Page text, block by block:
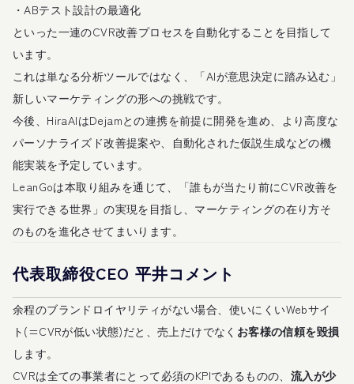
・ABテスト設計の最適化
といった一連のCVR改善プロセスを自動化することを目指して
います。
これは単なる分析ツールではなく、「AIが意思決定に踏み込む」
新しいマーケティングの形への挑戦です。
今後、HiraAIはDejamとの連携を前提に開発を進め、より高度な
パーソナライズド改善提案や、自動化された仮説生成などの機
能実装を予定しています。
LeanGoは本取り組みを通じて、「誰もが当たり前にCVR改善を
実行できる世界」の実現を目指し、マーケティングの在り方そ
のものを進化させてまいります。
代表取締役CEO 平井コメント
余程のブランドロイヤリティがない場合、使いにくいWebサイ
ト(=CVRが低い状態)だと、売上だけでなく お客様の信頼を毀損
します。
CVRは全ての事業者にとって必須のKPIであるものの、 流入が少